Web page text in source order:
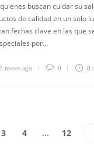
buscan cuidar su
de calidad en un solo
fechas clave en las que
por…
5 meses ago 0 8
3 4 … 12